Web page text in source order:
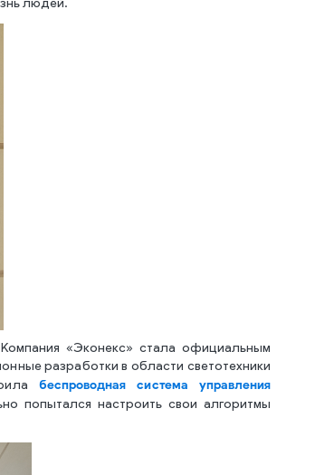
людей.
«Эконекс» стала официальным
разработки в области светотехники
беспроводная система управления
попытался настроить свои алгоритмы